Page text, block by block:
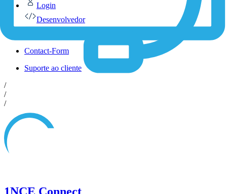
Login
Desenvolvedor
Contact-Form
Suporte ao cliente
/
/
/